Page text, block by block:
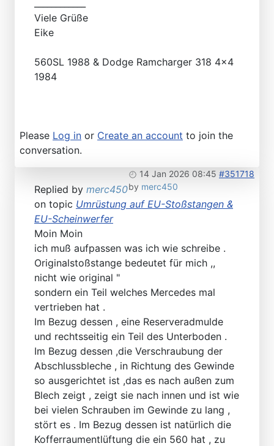
Viele Grüße
Eike
560SL 1988 & Dodge Ramcharger 318 4x4
1984
Please Log in or Create an account to join the
conversation.
14 Jan 2026 08:45 #351718
by merc450
Replied by merc450
on topic Umrüstung auf EU-Stoßstangen &
EU-Scheinwerfer
Moin Moin
ich muß aufpassen was ich wie schreibe .
Originalstoßstange bedeutet für mich ,,
nicht wie original "
sondern ein Teil welches Mercedes mal
vertrieben hat .
Im Bezug dessen , eine Reserveradmulde
und rechtsseitig ein Teil des Unterboden .
Im Bezug dessen ,die Verschraubung der
Abschlussbleche , in Richtung des Gewinde
so ausgerichtet ist ,das es nach außen zum
Blech zeigt , zeigt sie nach innen und ist wie
bei vielen Schrauben im Gewinde zu lang ,
stört es . Im Bezug dessen ist natürlich die
Kofferraumentlüftung die ein 560 hat , zu